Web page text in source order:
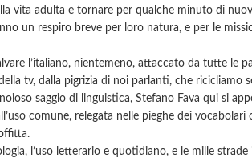
vita adulta e tornare per qualche minuto di
un respiro breve per loro natura, e per le
l’italiano, nientemeno, attaccato da tutte le
tv, dalla pigrizia di noi parlanti, che ricicliamo
saggio di linguistica, Stefano Fava qui si
comune, relegata nelle pieghe dei
l’uso letterario e quotidiano, e le mille